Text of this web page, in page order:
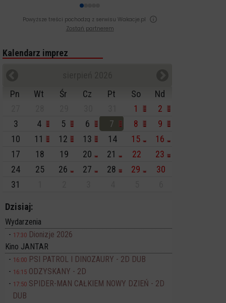
Powyższe treści pochodzą z serwisu Wakacje.pl
Zostań partnerem
Kalendarz imprez
Pn
Wt Śr Cz Pt So
Nd
1
2
3
4 5 6 7 8
9
10
11 12 13 14 15
16
17
18 19 20 21 22
23
24
25 26 27 28 29
30
31
Dzisiaj:
Wydarzenia
17:30 Dionizje 2026
Kino JANTAR
16:00 PSI PATROL I DINOZAURY - 2D DUB
16:15 ODZYSKANY - 2D
17:50 SPIDER-MAN CAŁKIEM NOWY DZIEŃ - 2D
DUB